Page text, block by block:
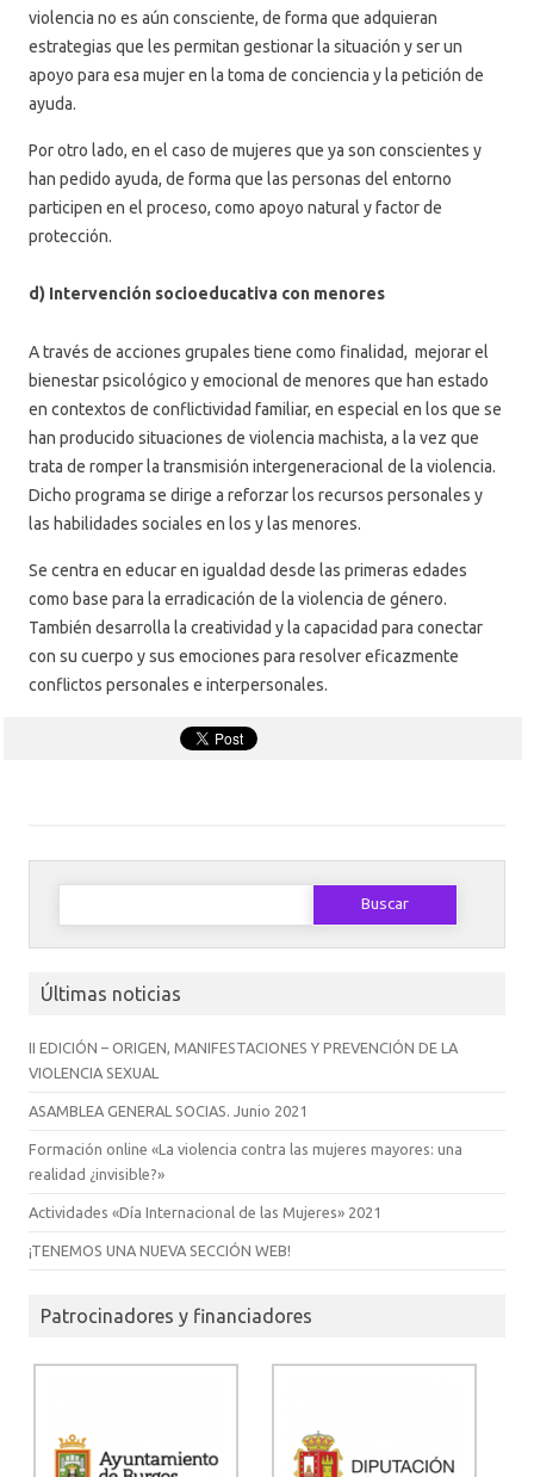
violencia no es aún consciente, de forma que adquieran
estrategias que les permitan gestionar la situación y ser un
apoyo para esa mujer en la toma de conciencia y la petición de
ayuda.
Por otro lado, en el caso de mujeres que ya son conscientes y
han pedido ayuda, de forma que las personas del entorno
participen en el proceso, como apoyo natural y factor de
protección.
d) Intervención socioeducativa con menores
A través de acciones grupales tiene como finalidad, mejorar el
bienestar psicológico y emocional de menores que han estado
en contextos de conflictividad familiar, en especial en los que se
han producido situaciones de violencia machista, a la vez que
trata de romper la transmisión intergeneracional de la violencia.
Dicho programa se dirige a reforzar los recursos personales y
las habilidades sociales en los y las menores.
Se centra en educar en igualdad desde las primeras edades
como base para la erradicación de la violencia de género.
También desarrolla la creatividad y la capacidad para conectar
con su cuerpo y sus emociones para resolver eficazmente
conflictos personales e interpersonales.
Buscar:
Últimas noticias
II EDICIÓN – ORIGEN, MANIFESTACIONES Y PREVENCIÓN DE LA
VIOLENCIA SEXUAL
ASAMBLEA GENERAL SOCIAS. Junio 2021
Formación online «La violencia contra las mujeres mayores: una
realidad ¿invisible?»
Actividades «Día Internacional de las Mujeres» 2021
¡TENEMOS UNA NUEVA SECCIÓN WEB!
Patrocinadores y financiadores